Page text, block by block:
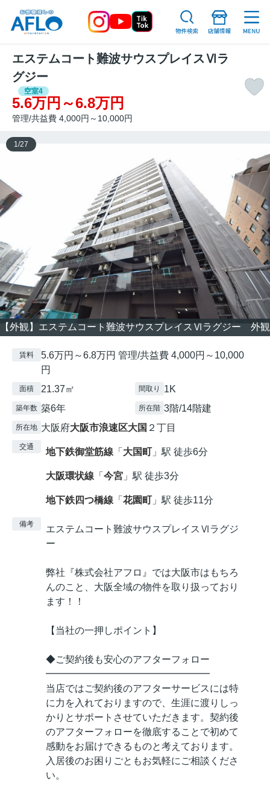
エステムコート難波サウスプレイスⅥラ
グジー
空室4
5.6万円～6.8万円
管理/共益費 4,000円～10,000円
【外観】エステムコート難波サウスプレイスⅥラグジー 外観
1 /27
賃料
5.6万円～6.8万円 管理/共益費 4,000円～10,000
円
面積 21.37㎡ 間取り 1K
築年数 築6年 所在階 3階/14階建
所在地 大阪府大阪市浪速区大国 ２丁目
交通 地下鉄御堂筋線 「 大国町 」駅 徒歩6分
大阪環状線 「 今宮 」駅 徒歩3分
地下鉄四つ橋線 「 花園町 」駅 徒歩11分
備考
エステムコート難波サウスプレイスⅥラグジ
ー
弊社『株式会社アフロ』では大阪市はもちろ
んのこと、大阪全域の物件を取り扱っており
ます！！
【当社の一押しポイント】
◆ご契約後も安心のアフターフォロー
━━━━━━━━━━━━━━━━━
当店ではご契約後のアフターサービスには特
に力を入れておりますので、生涯に渡りしっ
かりとサポートさせていただきます。契約後
のアフターフォローを徹底することで初めて
感動をお届けできるものと考えております。
入居後のお困りごともお気軽にご相談くださ
い。